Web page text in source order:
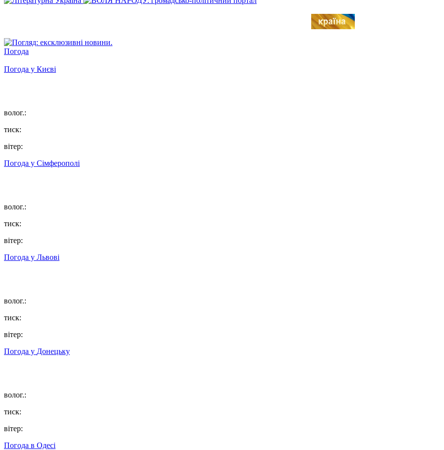
Погода
Погода у Києві
волог.:
тиск:
вітер:
Погода у Сімферополі
волог.:
тиск:
вітер:
Погода у Львові
волог.:
тиск:
вітер:
Погода у Донецьку
волог.:
тиск:
вітер:
Погода в Одесі